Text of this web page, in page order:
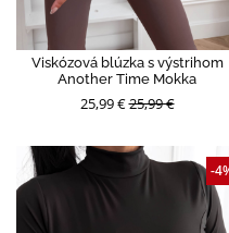
Viskózová blúzka s výstrihom
Another Time Mokka
25,99 €25,99 €
-